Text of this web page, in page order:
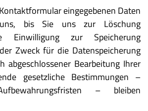
eingegebenen Daten
bis Sie uns zur Löschung
Einwilligung zur Speicherung
Zweck für die Datenspeicherung
abgeschlossener Bearbeitung Ihrer
gesetzliche Bestimmungen –
– bleiben